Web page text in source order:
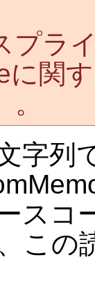
プラ
に関
字列
スコ
この